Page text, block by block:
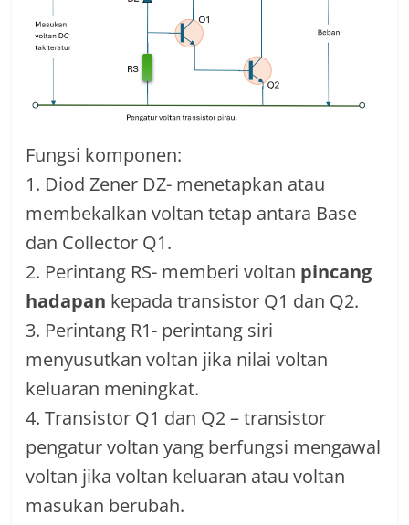
Fungsi komponen:
1. Diod Zener DZ- menetapkan atau
membekalkan voltan tetap antara Base
dan Collector Q1.
2. Perintang RS- memberi voltan pincang
hadapan kepada transistor Q1 dan Q2.
3. Perintang R1- perintang siri
menyusutkan voltan jika nilai voltan
keluaran meningkat.
4. Transistor Q1 dan Q2 – transistor
pengatur voltan yang berfungsi mengawal
voltan jika voltan keluaran atau voltan
masukan berubah.